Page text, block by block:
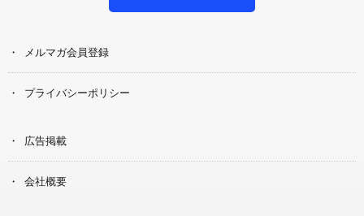
メルマガ会員登録
プライバシーポリシー
広告掲載
会社概要